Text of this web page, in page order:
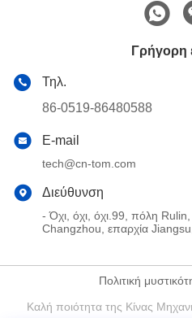
Γρήγορη
Τηλ.
86-0519-86480588
E-mail
tech@cn-tom.com
Διεύθυνση
- Όχι, όχι, όχι.99, πόλη
Changzhou, επαρχία Jiangsu,
Πολιτική
Καλή ποιότητα της Κίνας